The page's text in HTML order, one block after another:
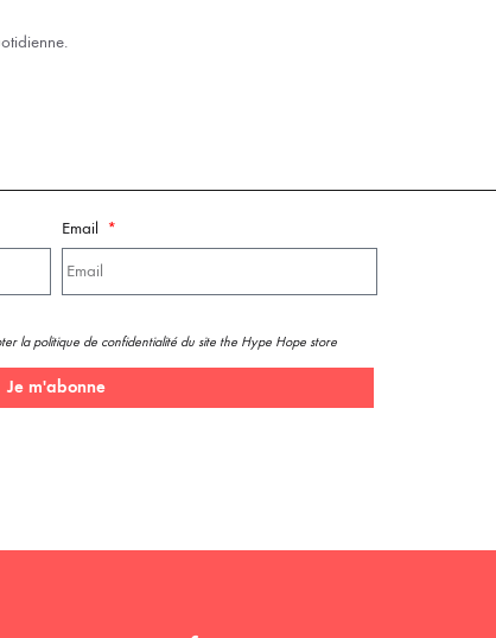
Email
la politique de confidentialité du site the Hype Hope store
Je m'abonne